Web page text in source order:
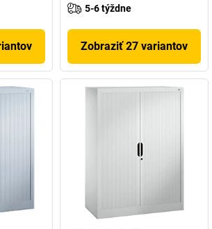
5-6 týždne
Zobraziť 27 variantov